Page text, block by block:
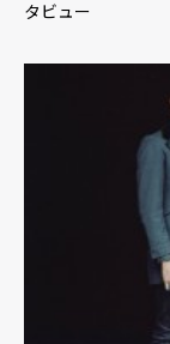
タビュー